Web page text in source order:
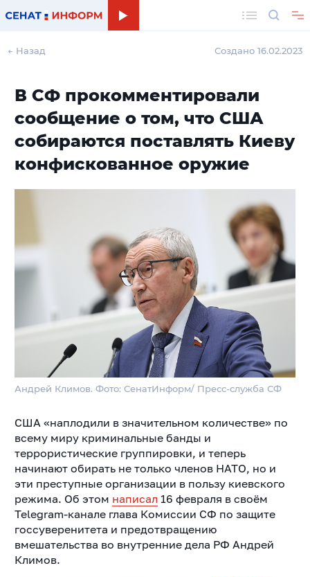
← Назад Создано 16.02.2023
В СФ прокомментировали
сообщение о том, что США
собираются поставлять Киеву
конфискованное оружие
Андрей Климов. Фото: СенатИнформ/ Пресс-служба СФ
США «наплодили в значительном количестве» по
всему миру криминальные банды и
террористические группировки, и теперь
начинают обирать не только членов НАТО, но и
эти преступные организации в пользу киевского
режима. Об этом написал 16 февраля в своём
Telegram-канале глава Комиссии СФ по защите
госсуверенитета и предотвращению
вмешательства во внутренние дела РФ Андрей
Климов.